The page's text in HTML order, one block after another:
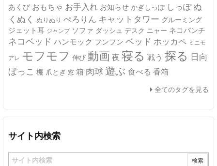
あくび おもちゃ お手入れ お知らせ かぎしっぽ しっぽ ぬ
くぬく ぬりぬり ぺろりん キャットタワー グルーミング
ジェット耳 ジャンプ ソファ ダッシュ デスク ニャー ネコパンチ
ネコベッド ハンモック フンフン ベッド ホッカペ ミニモ
アレ モフモフ 伸び 動画 夜 寝る 戦う 探る 日向
ぼっこ 棚 爪とぎ 窓 箱 肉球 遊ぶ 食べる 香箱
全てのタグを見る
サイト内検索